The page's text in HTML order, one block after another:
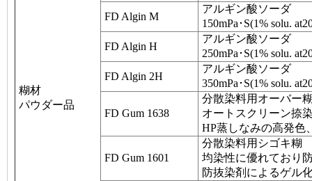
糊材
パウダー品
FD Algin M
アルギン酸ソーダ
150mPa･S(1% solu.
FD Algin H
アルギン酸ソーダ
250mPa･S(1% solu.
FD Algin 2H
アルギン酸ソーダ
350mPa･S(1% solu.
FD Gum 1638
分散染料用オーバ
オートスクリーン捺
HP蒸しなみの高発色
FD Gum 1601
分散染料用シゴキ
均染性に優れており
防抜染剤によるゲル